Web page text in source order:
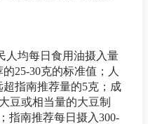
人均每日食用油摄入量
25-30克的标准值；人
指南推荐量的5克；成
豆或相当量的大豆制
指南推荐每日摄入300-